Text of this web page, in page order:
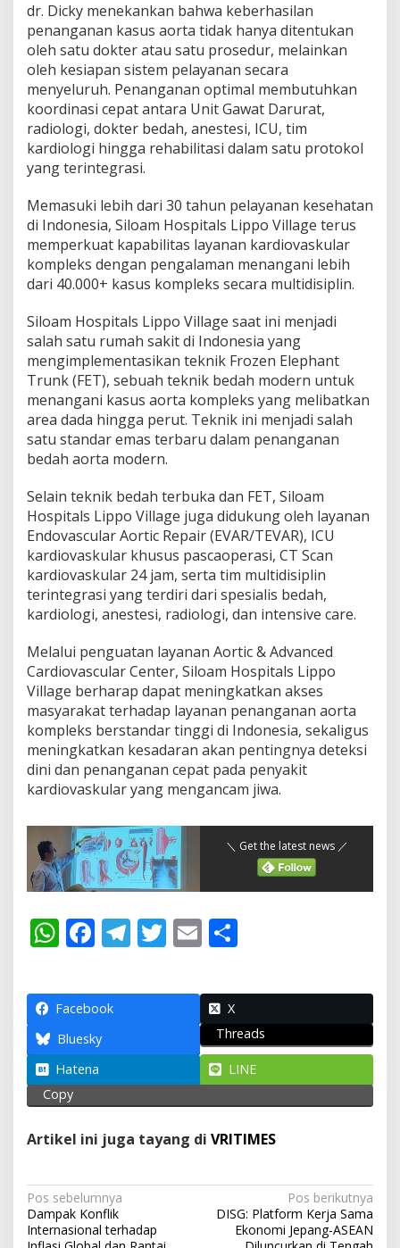
dr. Dicky menekankan bahwa keberhasilan
penanganan kasus aorta tidak hanya ditentukan
oleh satu dokter atau satu prosedur, melainkan
oleh kesiapan sistem pelayanan secara
menyeluruh. Penanganan optimal membutuhkan
koordinasi cepat antara Unit Gawat Darurat,
radiologi, dokter bedah, anestesi, ICU, tim
kardiologi hingga rehabilitasi dalam satu protokol
yang terintegrasi.
Memasuki lebih dari 30 tahun pelayanan kesehatan
di Indonesia, Siloam Hospitals Lippo Village terus
memperkuat kapabilitas layanan kardiovaskular
kompleks dengan pengalaman menangani lebih
dari 40.000+ kasus kompleks secara multidisiplin.
Siloam Hospitals Lippo Village saat ini menjadi
salah satu rumah sakit di Indonesia yang
mengimplementasikan teknik Frozen Elephant
Trunk (FET), sebuah teknik bedah modern untuk
menangani kasus aorta kompleks yang melibatkan
area dada hingga perut. Teknik ini menjadi salah
satu standar emas terbaru dalam penanganan
bedah aorta modern.
Selain teknik bedah terbuka dan FET, Siloam
Hospitals Lippo Village juga didukung oleh layanan
Endovascular Aortic Repair (EVAR/TEVAR), ICU
kardiovaskular khusus pascaoperasi, CT Scan
kardiovaskular 24 jam, serta tim multidisiplin
terintegrasi yang terdiri dari spesialis bedah,
kardiologi, anestesi, radiologi, dan intensive care.
Melalui penguatan layanan Aortic & Advanced
Cardiovascular Center, Siloam Hospitals Lippo
Village berharap dapat meningkatkan akses
masyarakat terhadap layanan penanganan aorta
kompleks berstandar tinggi di Indonesia, sekaligus
meningkatkan kesadaran akan pentingnya deteksi
dini dan penanganan cepat pada penyakit
kardiovaskular yang mengancam jiwa.
＼ Get the latest news ／
W
at
s
A
p
p
F
e
b
o
o
k
T
e
a
m
T
itt
E
ai
l
ar
e
Facebook
X
Bluesky
Threads
Hatena
LINE
Copy
Artikel ini juga tayang di VRITIMES
N
a
Pos sebelumnya
Dampak Konflik
Internasional terhadap
Pos berikutnya
DISG: Platform Kerja Sama
Ekonomi Jepang-ASEAN